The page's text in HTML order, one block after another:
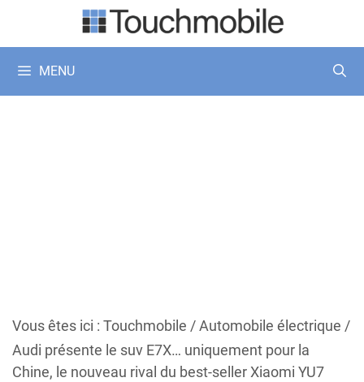
MENU
Vous êtes ici : Touchmobile /Automobile électrique /
Audi présente le suv E7X… uniquement pour la
Chine, le nouveau rival du best-seller Xiaomi YU7